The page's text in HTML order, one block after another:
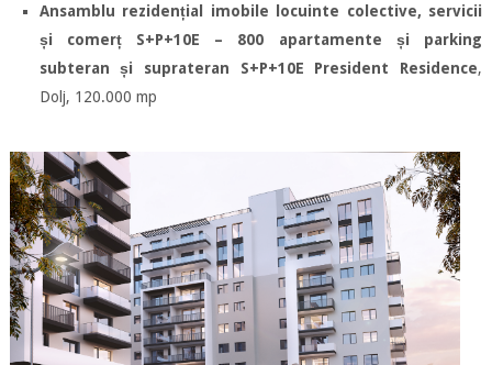
Ansamblu rezidențial imobile locuinte colective, servicii
și comerț S+P+10E – 800 apartamente și parking
subteran și suprateran S+P+10E President Residence,
Dolj, 120.000 mp